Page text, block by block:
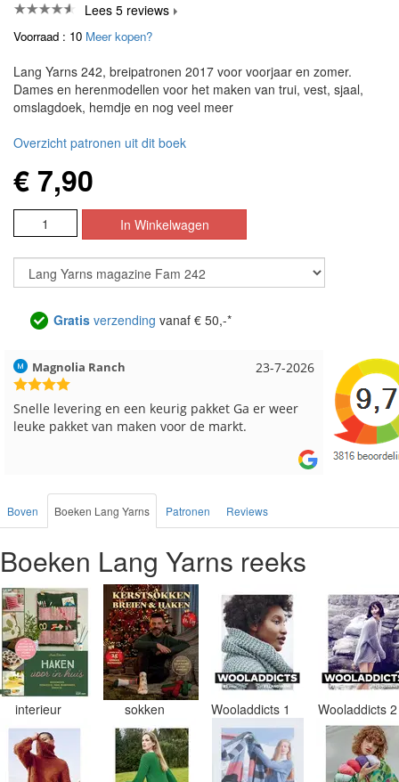
Lees 5 reviews
Voorraad : 10 Meer kopen?
Lang Yarns 242, breipatronen 2017 voor voorjaar en zomer.
Dames en herenmodellen voor het maken van trui, vest, sjaal,
omslagdoek, hemdje en nog veel meer
Overzicht patronen uit dit boek
€ 7,90
Gratis verzending vanaf € 50,-*
17-7-2026
Hilde uit Loyers
Reeds meerdere keren breigaren en breinaalden
besteld, altijd heel tevreden over de service.
Loes uit
Snelle
Boven Boeken Lang Yarns Patronen Reviews
Boeken Lang Yarns reeks
interieur sokken Wooladdicts 1 Wooladdicts